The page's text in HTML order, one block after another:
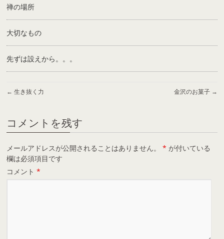
禅の場所
大切なもの
先ずは設えから。。。
← 生き抜く力 金沢のお菓子 →
コメントを残す
メールアドレスが公開されることはありません。 * が付いている
欄は必須項目です
コメント*